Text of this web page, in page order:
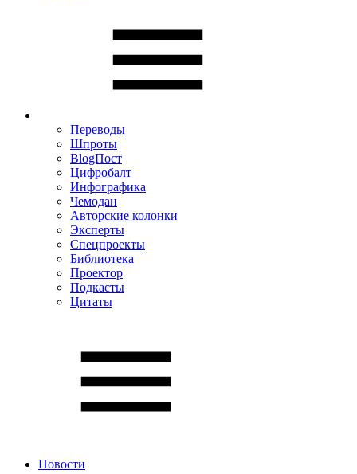
Переводы
Шпроты
BlogПост
Цифробалт
Инфографика
Чемодан
Авторские колонки
Эксперты
Спецпроекты
Библиотека
Проектор
Подкасты
Цитаты
Новости